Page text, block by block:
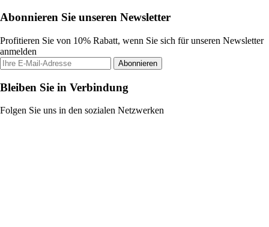
Abonnieren Sie unseren Newsletter
Profitieren Sie von 10% Rabatt, wenn Sie sich für unseren Newsletter
anmelden
Abonnieren
Bleiben Sie in Verbindung
Folgen Sie uns in den sozialen Netzwerken